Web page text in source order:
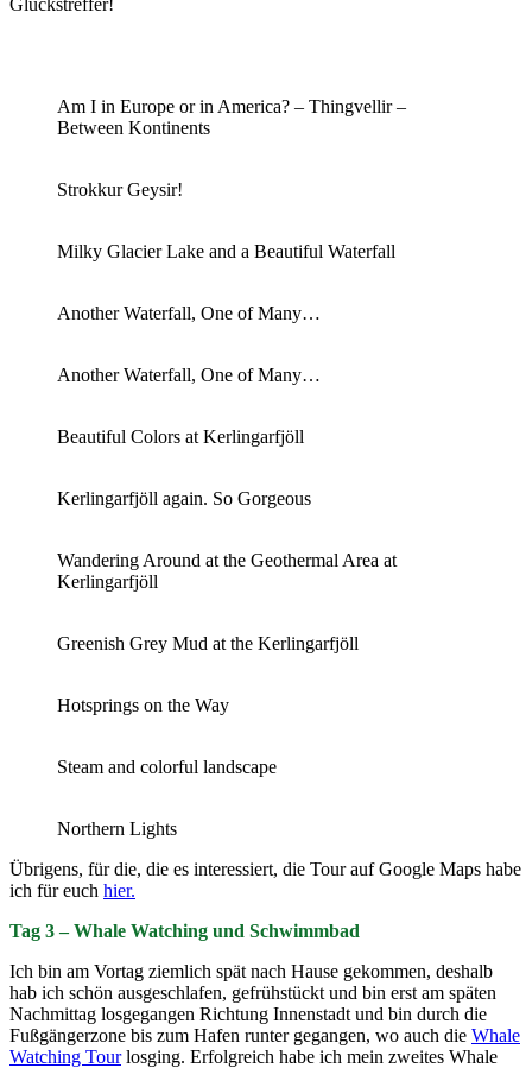
Glückstreffer!
Am I in Europe or in America? – Thingvellir –
Between Kontinents
Strokkur Geysir!
Milky Glacier Lake and a Beautiful Waterfall
Another Waterfall, One of Many…
Another Waterfall, One of Many…
Beautiful Colors at Kerlingarfjöll
Kerlingarfjöll again. So Gorgeous
Wandering Around at the Geothermal Area at
Kerlingarfjöll
Greenish Grey Mud at the Kerlingarfjöll
Hotsprings on the Way
Steam and colorful landscape
Northern Lights
Übrigens, für die, die es interessiert, die Tour auf Google Maps habe
ich für euch hier.
Tag 3 – Whale Watching und Schwimmbad
Ich bin am Vortag ziemlich spät nach Hause gekommen, deshalb
hab ich schön ausgeschlafen, gefrühstückt und bin erst am späten
Nachmittag losgegangen Richtung Innenstadt und bin durch die
Fußgängerzone bis zum Hafen runter gegangen, wo auch die Whale
Watching Tourlosging. Erfolgreich habe ich mein zweites Whale